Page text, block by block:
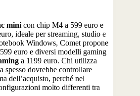
mini con chip M4 a 599 euro e
ideale per streaming, studio e
Windows, Comet propone
euro e diversi modelli gaming
a 1199 euro. Chi utilizza
spesso dovrebbe controllare
dell’acquisto, perché nel
molto differenti tra